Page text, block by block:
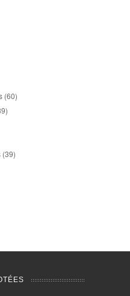
(60)
(39)